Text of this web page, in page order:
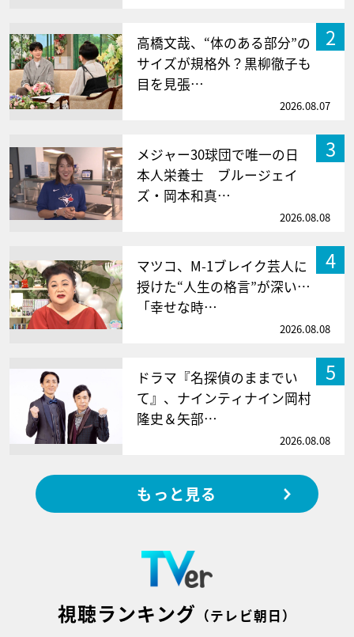
2
高橋文哉、“体のある部分”の
サイズが規格外？黒柳徹子も
目を見張…
2026.08.07
3
メジャー30球団で唯一の日
本人栄養士 ブルージェイ
ズ・岡本和真…
2026.08.08
4
マツコ、M-1ブレイク芸人に
授けた“人生の格言”が深い…
「幸せな時…
2026.08.08
5
ドラマ『名探偵のままでい
て』、ナインティナイン岡村
隆史＆矢部…
2026.08.08
もっと見る
視聴ランキング （テレビ朝日）